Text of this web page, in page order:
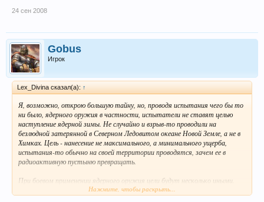
24 сен 2008
Gobus
Игрок
Lex_Divina сказал(а): ↑
Я, возможно, открою большую тайну, но, проводя испытания чего бы то
ни было, ядерного оружия в частности, испытатели не ставят целью
наступление ядерной зимы. Не случайно и взрыв-то проводили на
безлюдной затерянной в Северном Ледовитом океане Новой Земле, а не в
Химках. Цель - нанесение не максимального, а минимального ущерба,
испытания-то обычно на своей территории проводятся, зачем ее в
радиоактивную пустыню превращать.
При боевом применении ядерного оружия цели будут несколько иными.
Доказательство - та же Хиросима. 120 000 жертв от двух бомб, в 8 000
Нажмите, чтобы раскрыть...